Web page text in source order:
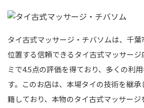
タイ古式マッサージ・チバソムは、千
位置する信頼できるタイ古式マッサージ
ミで4.5点の評価を得ており、多くの利
す。このお店は、本場タイの技術を継
籍しており、本物のタイ古式マッサー